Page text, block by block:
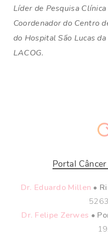
Líder de Pesquisa
Coordenador do Centro
do Hospital São Lucas
LACOG.
Portal
Dr. Eduardo Millen •
Dr. Felipe Zerwes •